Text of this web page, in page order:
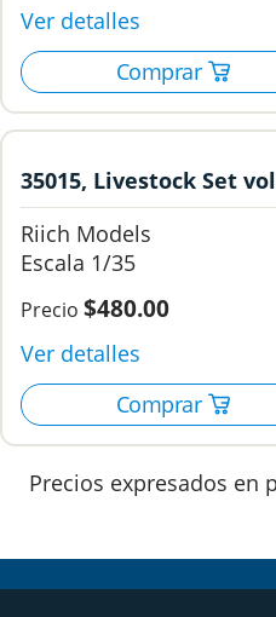
35015, Livestock Set
Riich Models.
Riich Models
1/35
$480.00
Precios expresados en